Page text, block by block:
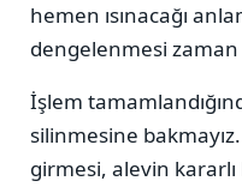
hemen ısınacağı
dengelenmesi zaman
İşlem
silinmesine
girmesi, alevin kararlı